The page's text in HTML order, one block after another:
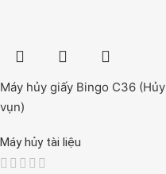
Máy hủy giấy Bingo C36 (Hủy
vụn)
Máy hủy tài liệu